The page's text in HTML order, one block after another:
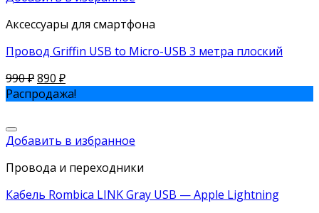
Аксессуары для смартфона
Провод Griffin USB to Micro-USB 3 метра плоский
990₽890 ₽
Распродажа!
Добавить в избранное
Провода и переходники
Кабель Rombica LINK Gray USB — Apple Lightning